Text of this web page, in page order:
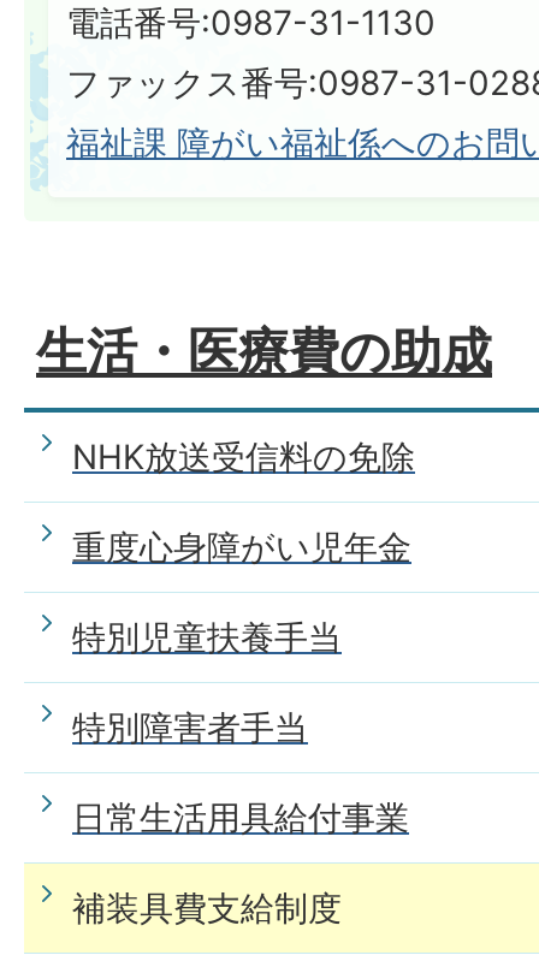
電話番号:0987-31-1130
ファックス番号:0987-31-
福祉課 障がい福祉係へのお問
生活・医療費の助成
NHK放送受信料の免除
重度心身障がい児年金
特別児童扶養手当
特別障害者手当
日常生活用具給付事業
補装具費支給制度